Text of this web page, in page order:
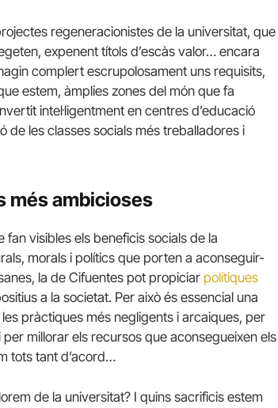
regeneracionistes de la universitat, que
expenent títols d’escàs valor… encara
complert escrupolosament uns requisits,
estem, àmplies zones del món que fa
intel·ligentment en centres d’educació
de les classes socials més treballadores i
més ambicioses
visibles els beneficis socials de la
morals i polítics que porten a aconseguir-
la de Cifuentes pot propiciar polítiques
a la societat. Per això és essencial una
pràctiques més negligents i arcaiques, per
millorar els recursos que aconsegueixen els
tots tant d’acord…
de la universitat? I quins sacrificis estem